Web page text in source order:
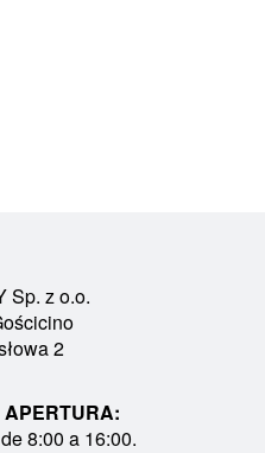
Sp. z o.o.
2
APERTURA:
8:00 a 16:00.